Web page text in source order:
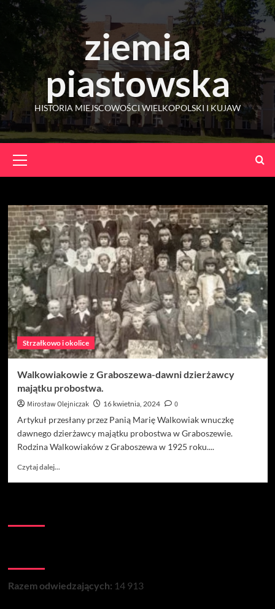
Skip
content
ziemia
piastowska
HISTORIA MIEJSCOWOŚCI WIELKOPOLSKI I KUJAW
Menu
Strzałkowo i okolice
Walkowiakowie z Graboszewa-dawni dzierżawcy
majątku probostwa.
Mirosław Olejniczak 16 kwietnia, 2024
0
Artykuł przesłany przez Panią Marię Walkowiak wnuczkę
dawnego dzierżawcy majątku probostwa w Graboszewie.
Rodzina Walkowiaków z Graboszewa w 1925 roku....
Czytaj dalej...
probostwa.
Razem odwiedzających: 14 913